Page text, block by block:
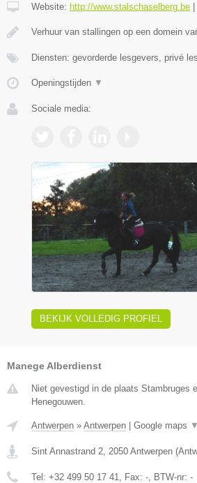
Website: http://www.stalschaselberg.be |
Verhuur van stallingen op een domein
Diensten: gevorderde lesgevers, privé
Openingstijden ▼
Sociale media:
BEKIJK VOLLEDIG PROFIEL
Manege Alberdienst
Niet gevestigd in de plaats Stambruges
Henegouwen.
Antwerpen » Antwerpen Google maps ▼
Sint Annastrand 2, 2050 Antwerpen (
Tel: +32 499 50 17 41, Fax: -, BTW-nr: -